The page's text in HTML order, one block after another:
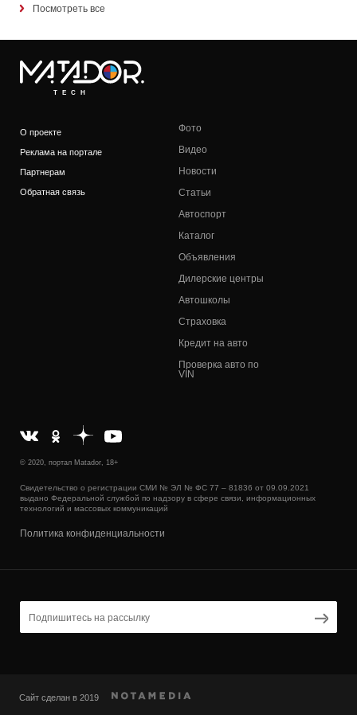
Посмотреть все
TECH
О проекте
Реклама на портале
Партнерам
Обратная связь
Фото
Видео
Новости
Статьи
Автоспорт
Каталог
Объявления
Дилерские центры
Автошколы
Страховка
Кредит на авто
Проверка авто по
VIN
© 2020, портал Matador, 18+
Свидетельство о регистрации СМИ № ЭЛ № ФС 77 – 81836 от 09.09.2021
выдано Федеральной службой по надзору в сфере связи, информационных
технологий и массовых коммуникаций
Политика конфиденциальности
Сайт сделан в 2019